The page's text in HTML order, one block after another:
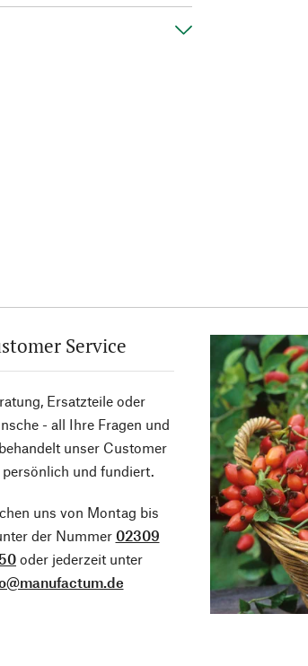
Service
Ersatzteile oder
- all Ihre Fragen und
unser Customer
und fundiert.
uns von Montag bis
der Nummer 02309
oder jederzeit unter